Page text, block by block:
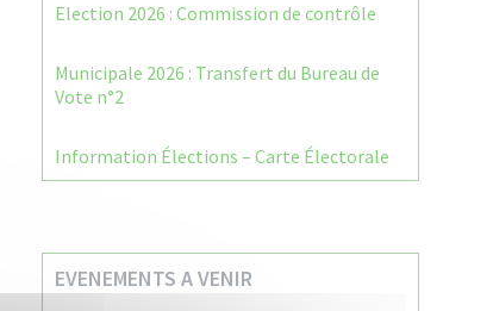
Election 2026 : Commission de contrôle
Municipale 2026 : Transfert du Bureau de
Vote n°2
Information Élections – Carte Électorale
EVENEMENTS A VENIR